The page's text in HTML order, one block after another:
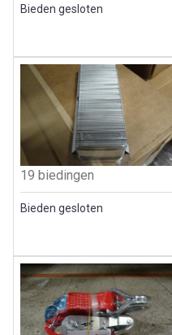
Bieden gesloten
19 biedingen
Bieden gesloten